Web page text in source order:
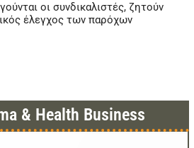
οι συνδικαλιστές, ζητούν
έλεγχος των παρόχων
& Health Business